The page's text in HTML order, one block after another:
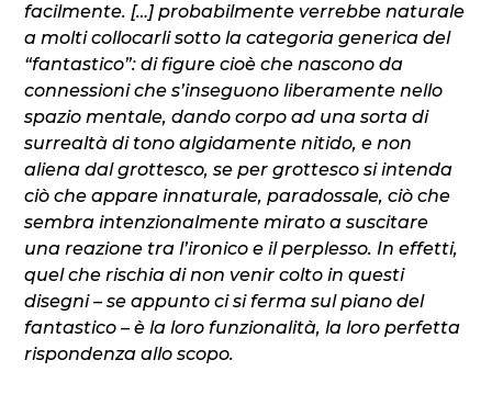
facilmente. […] probabilmente verrebbe naturale
a molti collocarli sotto la categoria generica del
“fantastico”: di figure cioè che nascono da
connessioni che s’inseguono liberamente nello
spazio mentale, dando corpo ad una sorta di
surrealtà di tono algidamente nitido, e non
aliena dal grottesco, se per grottesco si intenda
ciò che appare innaturale, paradossale, ciò che
sembra intenzionalmente mirato a suscitare
una reazione tra l’ironico e il perplesso. In effetti,
quel che rischia di non venir colto in questi
disegni – se appunto ci si ferma sul piano del
fantastico – è la loro funzionalità, la loro perfetta
rispondenza allo scopo.